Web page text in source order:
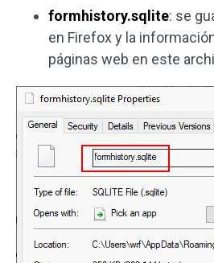
formhistory.sqlite: se
en Firefox y la
páginas web en este